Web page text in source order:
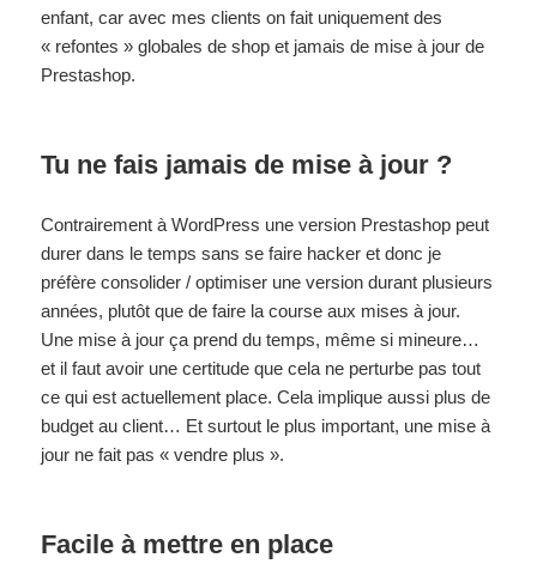
enfant, car avec mes clients on fait uniquement des
« refontes » globales de shop et jamais de mise à jour de
Prestashop.
Tu ne fais jamais de mise à jour ?
Contrairement à WordPress une version Prestashop peut
durer dans le temps sans se faire hacker et donc je
préfère consolider / optimiser une version durant plusieurs
années, plutôt que de faire la course aux mises à jour.
Une mise à jour ça prend du temps, même si mineure…
et il faut avoir une certitude que cela ne perturbe pas tout
ce qui est actuellement place. Cela implique aussi plus de
budget au client… Et surtout le plus important, une mise à
jour ne fait pas « vendre plus ».
Facile à mettre en place